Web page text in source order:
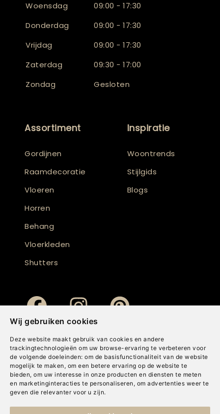
Wij gebruiken cookies
Deze website maakt gebruik van cookies en andere
trackingtechnologieën om uw browse-ervaring te verbeteren voor
de volgende doeleinden: om de basisfunctionaliteit van de website
mogelijk te maken , om een betere ervaring op de website te
bieden, om uw interesse in onze producten en diensten te meten
en marketinginteracties te personaliseren , om advertenties weer te
geven die relevanter voor u zijn.
Woensdag
09:00 - 17:30
Donderdag
09:00 - 17:30
Vrijdag
09:00 - 17:30
Zaterdag
09:30 - 17:00
Zondag
Gesloten
Assortiment
Gordijnen
Raamdecoratie
Vloeren
Horren
Behang
Vloerkleden
Shutters
Inspiratie
Woontrends
Stijlgids
Blogs